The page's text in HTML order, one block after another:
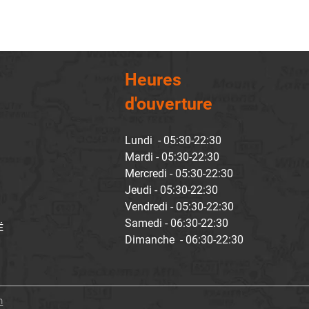
Heures
d'ouverture
Lundi - 05:30-22:30
Mardi - 05:30-22:30
Mercredi - 05:30-22:30
Jeudi - 05:30-22:30
Vendredi - 05:30-22:30
Samedi - 06:30-22:30
Dimanche - 06:30-22:30